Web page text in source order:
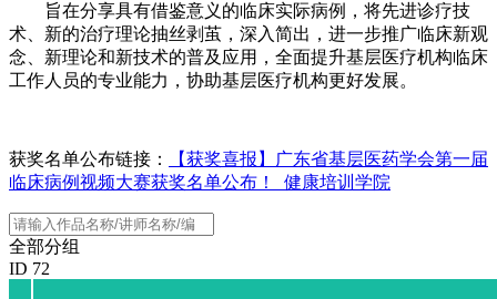
旨在分享具有借鉴意义的临床实际病例，将先进诊疗技
术、新的治疗理论抽丝剥茧，深入简出，进一步推广临床新观
念、新理论和新技术的普及应用，全面提升基层医疗机构临床
工作人员的专业能力，协助基层医疗机构更好发展。
获奖名单公布链接：
【获奖喜报】广东省基层医药学会第一届
临床病例视频大赛获奖名单公布！_健康培训学院
全部分组
ID 72